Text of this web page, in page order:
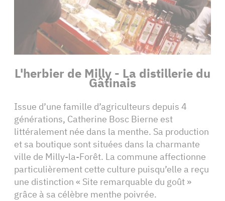
L'herbier de Milly - La distillerie du
Gâtinais
Issue d’une famille d’agriculteurs depuis 4
générations, Catherine Bosc Bierne est
littéralement née dans la menthe. Sa production
et sa boutique sont situées dans la charmante
ville de Milly-la-Forêt. La commune affectionne
particulièrement cette culture puisqu’elle a reçu
une distinction « Site remarquable du goût »
grâce à sa célèbre menthe poivrée.